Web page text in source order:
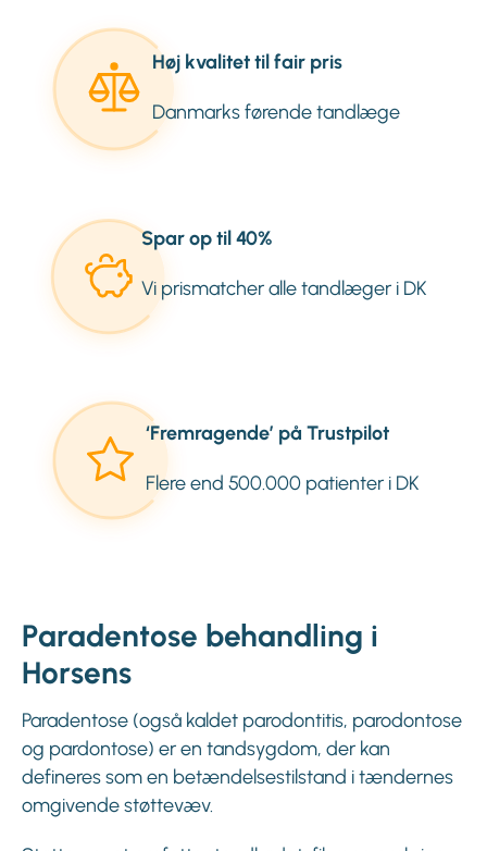
Høj kvalitet til fair pris
Danmarks førende tandlæge
Spar op til 40%
Vi prismatcher alle tandlæger i DK
‘Fremragende’ på Trustpilot
Flere end 500.000 patienter i DK
Paradentose behandling i
Horsens
Paradentose (også kaldet parodontitis, parodontose
og pardontose) er en tandsygdom, der kan
defineres som en betændelsestilstand i tændernes
omgivende støttevæv.